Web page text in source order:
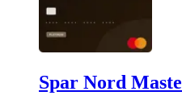
Spar Nord